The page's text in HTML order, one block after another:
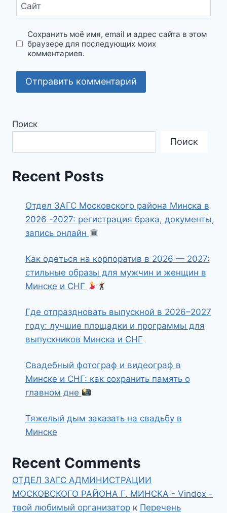
Сайт
Сохранить моё имя, email и адрес сайта в этом
браузере для последующих моих
комментариев.
Поиск
Поиск
Recent Posts
Отдел ЗАГС Московского района Минска в
2026 -2027: регистрация брака, документы,
запись онлайн
Как одеться на корпоратив в 2026 — 2027:
стильные образы для мужчин и женщин в
Минске и СНГ
Где отпраздновать выпускной в 2026–2027
году: лучшие площадки и программы для
выпускников Минска и СНГ
Свадебный фотограф и видеограф в
Минске и СНГ: как сохранить память о
главном дне
Тяжелый дым заказать на свадьбу в
Минске
Recent Comments
ОТДЕЛ ЗАГС АДМИНИСТРАЦИИ
МОСКОВСКОГО РАЙОНА Г. МИНСКА - Vindox -
твой любимый организатор к Перечень